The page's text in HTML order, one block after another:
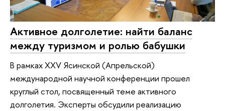
Активное долголетие: найти баланс
между туризмом и ролью бабушки
В рамках XXV Ясинской (Апрельской)
международной научной конференции прошел
круглый стол, посвященный теме активного
долголетия. Эксперты обсудили реализацию